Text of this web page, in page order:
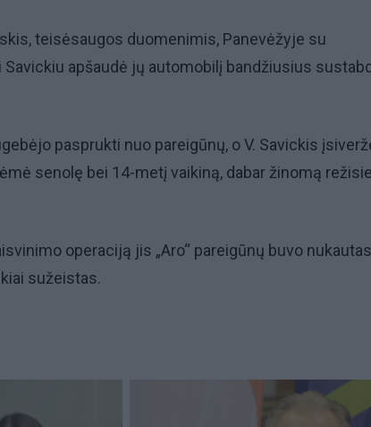
teisėsaugos duomenimis, Panevėžyje su
apšaudė jų automobilį bandžiusius
pasprukti nuo pareigūnų, o V. Savickis
senolę bei 14-metį vaikiną, dabar žinomą
operaciją jis „Aro“ pareigūnų buvo
sužeistas.